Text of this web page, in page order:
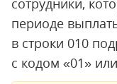
сотрудники,
периоде
в строки 010
с кодом «01»